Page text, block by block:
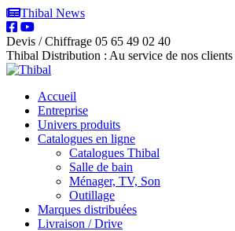
Thibal News
Devis / Chiffrage 05 65 49 02 40
Thibal Distribution : Au service de nos clients
Accueil
Entreprise
Univers produits
Catalogues en ligne
Catalogues Thibal
Salle de bain
Ménager, TV, Son
Outillage
Marques distribuées
Livraison / Drive